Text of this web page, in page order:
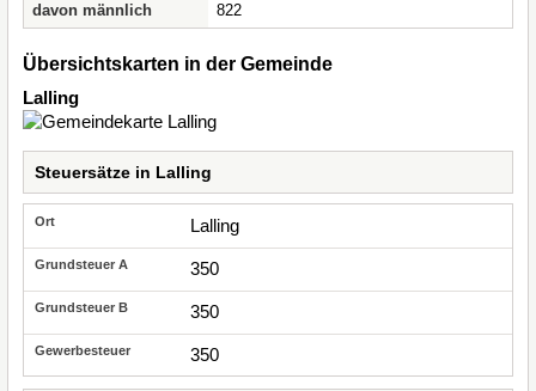
davon männlich
822
Übersichtskarten in der Gemeinde
Lalling
Steuersätze in Lalling
Lalling
350
350
350